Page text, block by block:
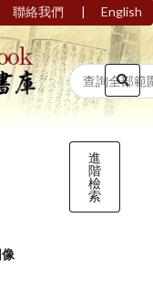
聯絡我們 | English
進
階
檢
索
像